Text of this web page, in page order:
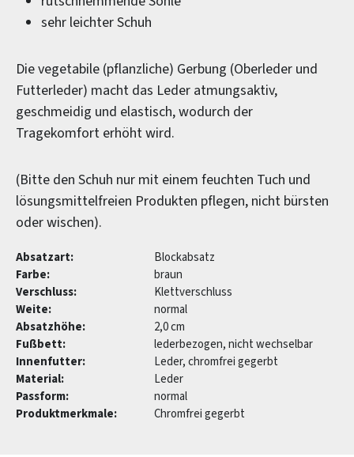
sehr leichter Schuh
Die vegetabile (pflanzliche) Gerbung (Oberleder und
Futterleder) macht das Leder atmungsaktiv,
geschmeidig und elastisch, wodurch der
Tragekomfort erhöht wird.
(Bitte den Schuh nur mit einem feuchten Tuch und
lösungsmittelfreien Produkten pflegen, nicht bürsten
oder wischen).
Absatzart:
Blockabsatz
Farbe:
braun
Verschluss:
Klettverschluss
Weite:
normal
Absatzhöhe:
2,0 cm
Fußbett:
lederbezogen, nicht wechselbar
Innenfutter:
Leder, chromfrei gegerbt
Material:
Leder
Passform:
normal
Produktmerkmale:
Chromfrei gegerbt